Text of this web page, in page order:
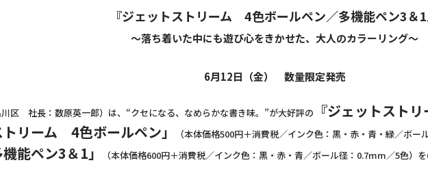
『ジェットストリーム 4色ボールペン／多機能ペン3＆1
～落ち着いた中にも遊び心をきかせた、大人のカラーリング～
6月12日（金） 数量限定発売
区 社長：数原英一郎）は、“クセになる、なめらかな書き味。”が大好評の 『ジェットストリ
トリーム 4色ボールペン」 （本体価格500円＋消費税／インク色：黒・赤・青・緑／ボ
能ペン3＆1」 （本体価格600円＋消費税／インク色：黒・赤・青／ボール径：0.7mm／5色）